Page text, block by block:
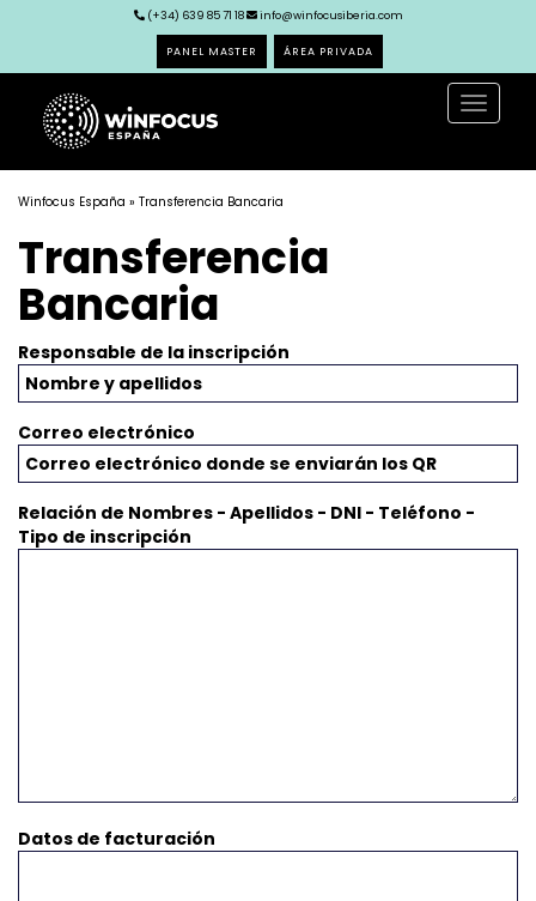
(+34) 639 85 71 18 info@winfocusiberia.com
PANEL MASTER ÁREA PRIVADA
Toggle
Winfocus España » Transferencia Bancaria
Transferencia
Bancaria
Responsable de la inscripción
Correo electrónico
Relación de Nombres - Apellidos - DNI - Teléfono -
Tipo de inscripción
Datos de facturación